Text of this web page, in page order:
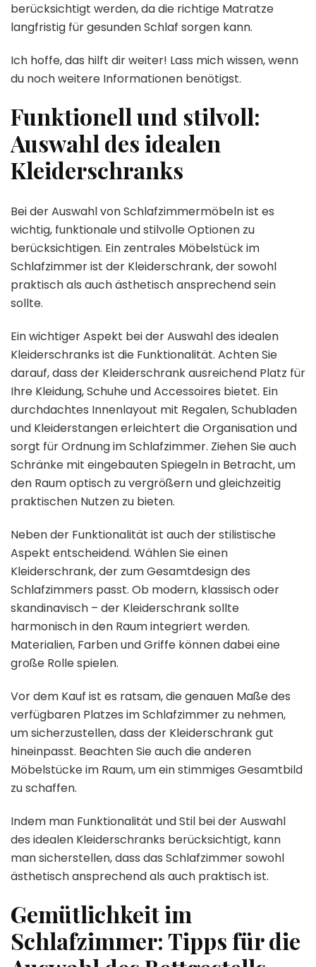
berücksichtigt werden, da die richtige Matratze
langfristig für gesunden Schlaf sorgen kann.
Ich hoffe, das hilft dir weiter! Lass mich wissen, wenn
du noch weitere Informationen benötigst.
Funktionell und stilvoll:
Auswahl des idealen
Kleiderschranks
Bei der Auswahl von Schlafzimmermöbeln ist es
wichtig, funktionale und stilvolle Optionen zu
berücksichtigen. Ein zentrales Möbelstück im
Schlafzimmer ist der Kleiderschrank, der sowohl
praktisch als auch ästhetisch ansprechend sein
sollte.
Ein wichtiger Aspekt bei der Auswahl des idealen
Kleiderschranks ist die Funktionalität. Achten Sie
darauf, dass der Kleiderschrank ausreichend Platz für
Ihre Kleidung, Schuhe und Accessoires bietet. Ein
durchdachtes Innenlayout mit Regalen, Schubladen
und Kleiderstangen erleichtert die Organisation und
sorgt für Ordnung im Schlafzimmer. Ziehen Sie auch
Schränke mit eingebauten Spiegeln in Betracht, um
den Raum optisch zu vergrößern und gleichzeitig
praktischen Nutzen zu bieten.
Neben der Funktionalität ist auch der stilistische
Aspekt entscheidend. Wählen Sie einen
Kleiderschrank, der zum Gesamtdesign des
Schlafzimmers passt. Ob modern, klassisch oder
skandinavisch – der Kleiderschrank sollte
harmonisch in den Raum integriert werden.
Materialien, Farben und Griffe können dabei eine
große Rolle spielen.
Vor dem Kauf ist es ratsam, die genauen Maße des
verfügbaren Platzes im Schlafzimmer zu nehmen,
um sicherzustellen, dass der Kleiderschrank gut
hineinpasst. Beachten Sie auch die anderen
Möbelstücke im Raum, um ein stimmiges Gesamtbild
zu schaffen.
Indem man Funktionalität und Stil bei der Auswahl
des idealen Kleiderschranks berücksichtigt, kann
man sicherstellen, dass das Schlafzimmer sowohl
ästhetisch ansprechend als auch praktisch ist.
Gemütlichkeit im
Schlafzimmer: Tipps für die